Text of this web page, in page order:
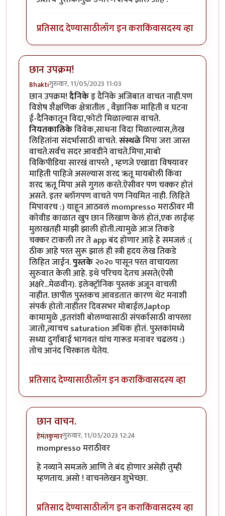
प्रतिसाद देण्यासाठीलॉग इन कराकिंवासदस्य व्हा
छान उपक्रम!
Bhaktiगुरुवार, 11/05/2023 11:03
छान उपक्रम!दैनिकेइ दैनिके अजिबात वाचत नाही.पण
विशेष शैक्षणिक क्षेत्रातील , वैज्ञानिक माहिती व घटना
ई-दैनिकातून विदा,फोटो मिळाल्यास वाचते.
नियतकालिकेविवेक,साधना विदा मिळाल्यास,लेख
लिहितांना संदर्भासाठी वाचते.संस्थळेमिपा जरा जास्त
वाचते.सर्वच सदर आवडीने वाचते.मिपा,माबो
विकिपीडिया सारखं वापरते , म्हणजे एखाद्या विषयावर
माहिती पाहिजे असल्यास शरद ऋतू मायबोली किंवा
शरद ऋतू मिपा असे गुगल करते.ऐसीवर पण चक्कर होतं
असते. इतर ब्लॉगपण वाचते पण नियमित नाही. लिहिते
मिपावरच :) याहून आठवलं mompresso मराठीवर मी
कोवीड काळात खुप छान लिखाण केलं होतं,एक लाईव्ह
मुलाखतही माझी झाली होती.त्यामुळे आज तिकडे
चक्कर टाकली तर ते app बंद होणार आहे हे समजलं :(
ठीक आहे परत सुरू झालं ही स्त्री हृदय लेख तिकडे
लिहित जाईन.पुस्तके२०२० पासून परत वाचायला
सुरुवात केली आहे. इथे परिचय देतच असते(ऐसी
अक्षरे...मेळवीन). इलेक्ट्रॉनिक पुस्तकं अजून वाचली
नाहीत. छापील पुस्तकच आवडतात कारण थेट मनाशी
संपर्क होतो.नाहीतर दिवसभर मोबाईल,laptop
कामामुळे ,इतरांशी बोलण्यासाठी संपर्कासाठी वापरला
जातो,त्याचच saturation अधिक होतं. पुस्तकांमध्ये
सध्या दुर्गाबाई भागवत यांच गारूड मनावर चढलय :)
तोच आनंद चिरकाल घेतेय.
प्रतिसाद देण्यासाठीलॉग इन कराकिंवासदस्य व्हा
छान वाचन.
हेमंतकुमारगुरुवार, 11/05/2023 12:24
In reply toछान उपक्रम!
mompresso मराठीवर
हे नव्याने समजले आणि ते बंद होणार असेही तुम्ही
म्हणताय. असो ! वाचनलेखन शुभेच्छा.
प्रतिसाद देण्यासाठीलॉग इन कराकिंवासदस्य व्हा